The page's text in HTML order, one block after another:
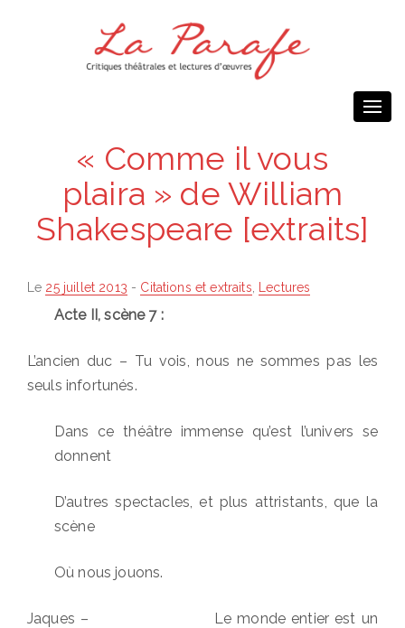
« Comme il vous
plaira » de William
Shakespeare [extraits]
Le Posted
on
25 juillet 2013 - Citations et extraits Lectures
Acte II, scène 7 :
L’ancien duc – Tu vois, nous ne sommes pas les
seuls infortunés.
Dans ce théâtre immense qu’est l’univers se
donnent
D’autres spectacles, et plus attristants, que la
scène
Où nous jouons.
Jaques – Le monde entier est un